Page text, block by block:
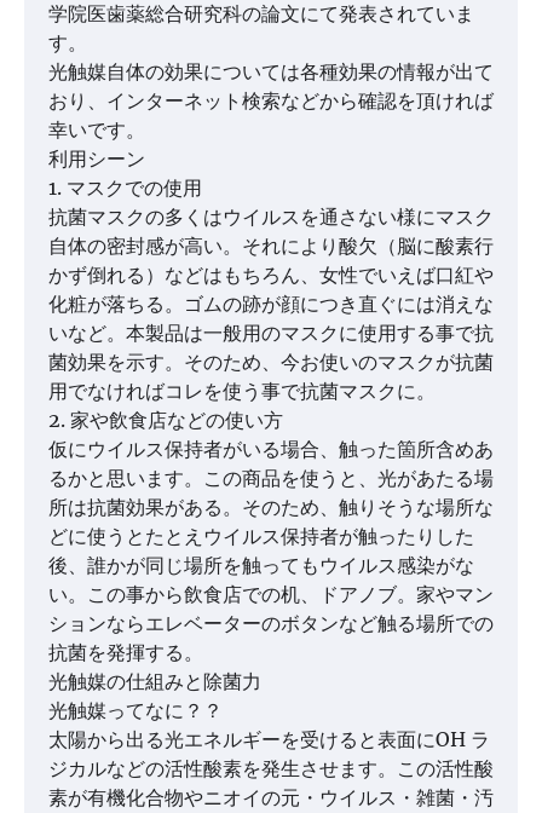
学院医歯薬総合研究科の論文にて発表されていま
す。
光触媒自体の効果については各種効果の情報が出て
おり、インターネット検索などから確認を頂ければ
幸いです。
利用シーン
1. マスクでの使用
抗菌マスクの多くはウイルスを通さない様にマスク
自体の密封感が高い。それにより酸欠（脳に酸素行
かず倒れる）などはもちろん、女性でいえば口紅や
化粧が落ちる。ゴムの跡が顔につき直ぐには消えな
いなど。本製品は一般用のマスクに使用する事で抗
菌効果を示す。そのため、今お使いのマスクが抗菌
用でなければコレを使う事で抗菌マスクに。
2. 家や飲食店などの使い方
仮にウイルス保持者がいる場合、触った箇所含めあ
るかと思います。この商品を使うと、光があたる場
所は抗菌効果がある。そのため、触りそうな場所な
どに使うとたとえウイルス保持者が触ったりした
後、誰かが同じ場所を触ってもウイルス感染がな
い。この事から飲食店での机、ドアノブ。家やマン
ションならエレベーターのボタンなど触る場所での
抗菌を発揮する。
光触媒の仕組みと除菌力
光触媒ってなに？？
太陽から出る光エネルギーを受けると表面にOH ラ
ジカルなどの活性酸素を発生させます。この活性酸
素が有機化合物やニオイの元・ウイルス・雑菌・汚